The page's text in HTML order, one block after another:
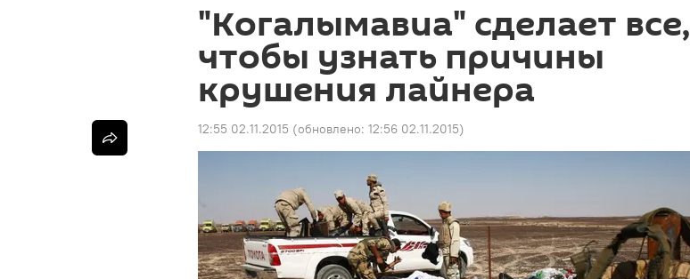
"Когалымавиа" сделает все,
чтобы узнать причины
крушения лайнера
12:55 02.11.2015 (обновлено: 12:56 02.11.2015)